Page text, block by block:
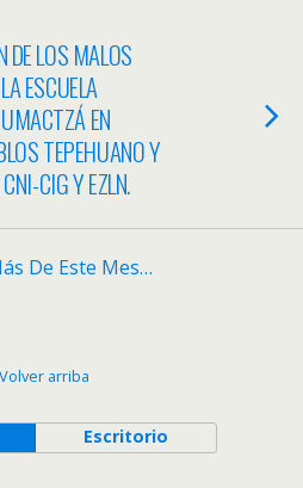
DE LOS MALOS
ESCUELA
EN
TEPEHUANO Y
CIG Y EZLN.
De Este Mes…
Volver arriba
Escritorio